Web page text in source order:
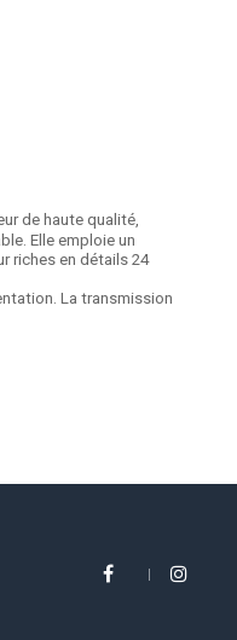
de haute qualité,
Elle emploie un
riches en détails 24
La transmission